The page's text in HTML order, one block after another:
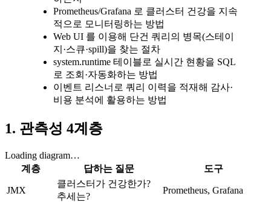
Prometheus/Grafana 로 클러스터 건강을 지속
적으로 모니터링하는 방법
Web UI 를 이용해 단건 쿼리의 병목(스테이
지·스큐·spill)을 찾는 절차
system.runtime 테이블로 실시간 현황을 SQL
로 조회·자동화하는 방법
이벤트 리스너로 쿼리 이력을 적재해 감사·
비용 분석에 활용하는 방법
1. 관측성 4계층
Loading diagram…
계층
답하는 질문 도구
JMX
클러스터가 건강한가?
추세는?
Prometheus, Grafana